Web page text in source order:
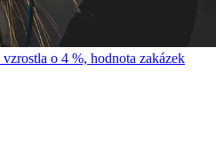
o 4 %, hodnota zakázek